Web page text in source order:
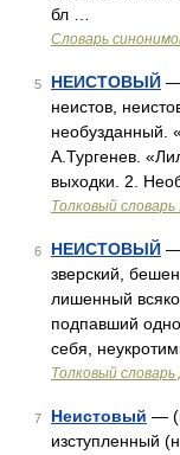
бл …
Словарь
5 НЕИСТОВЫЙ —
неистов,
необузданный.
А.Тургенев.
выходки. 2.
Толковый
6 НЕИСТОВЫЙ —
зверский,
лишенный
подпавший
себя,
Толковый словарь
7 Неистовый —
изступленный